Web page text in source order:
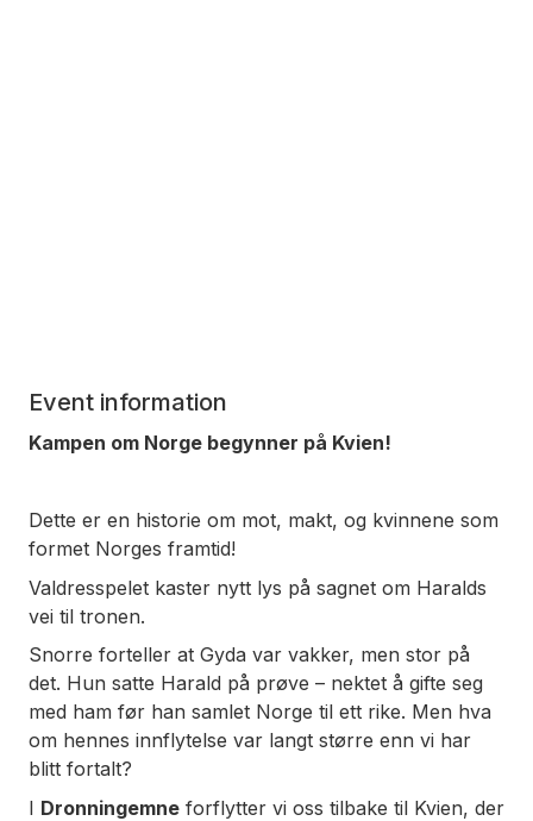
Event information
Kampen om Norge begynner på Kvien!
Dette er en historie om mot, makt, og kvinnene som
formet Norges framtid!
Valdresspelet kaster nytt lys på sagnet om Haralds
vei til tronen.
Snorre forteller at Gyda var vakker, men stor på
det. Hun satte Harald på prøve – nektet å gifte seg
med ham før han samlet Norge til ett rike. Men hva
om hennes innflytelse var langt større enn vi har
blitt fortalt?
I Dronningemne forflytter vi oss tilbake til Kvien, der